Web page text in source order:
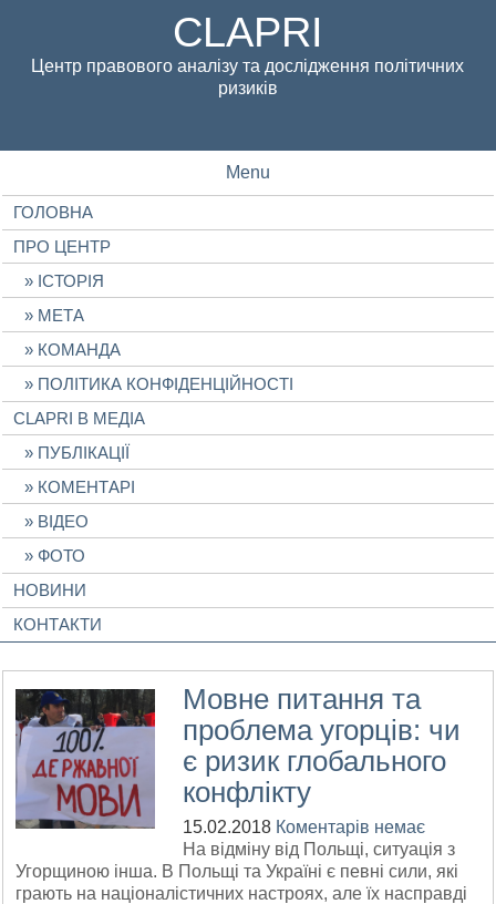
CLAPRI
Центр правового аналізу та дослідження політичних
ризиків
Menu
ГОЛОВНА
ПРО ЦЕНТР
ІСТОРІЯ
МЕТА
КОМАНДА
ПОЛІТИКА КОНФІДЕНЦІЙНОСТІ
CLAPRI В МЕДІА
ПУБЛІКАЦІЇ
КОМЕНТАРІ
ВІДЕО
ФОТО
НОВИНИ
КОНТАКТИ
Мовне питання та
проблема угорців: чи
є ризик глобального
конфлікту
15.02.2018 Коментарів немає
На відміну від Польщі, ситуація з
Угорщиною інша. В Польщі та Україні є певні сили, які
грають на націоналістичних настроях, але їх насправді